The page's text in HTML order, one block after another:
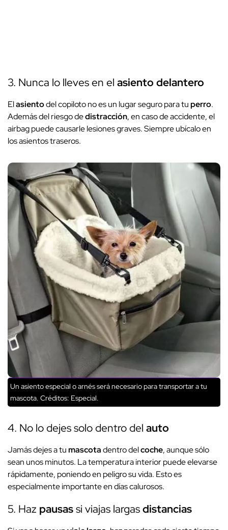
3. Nunca lo lleves en el asiento delantero
Elasientodel copiloto no es un lugar seguro para tuperro.
Además del riesgo dedistracción, en caso de accidente, el
airbag puede causarle lesiones graves. Siempre ubícalo en
los asientos traseros.
Un asiento especial o arnés será necesario para transportar a tu
mascota. Créditos: Especial.
4. No lo dejes solo dentro del auto
Jamás dejes a tumascotadentro delcoche, aunque sólo
sean unos minutos. La temperatura interior puede elevarse
rápidamente, poniendo en peligro su vida. Esto es
especialmente importante en días calurosos.
5. Haz pausassi viajas largasdistancias